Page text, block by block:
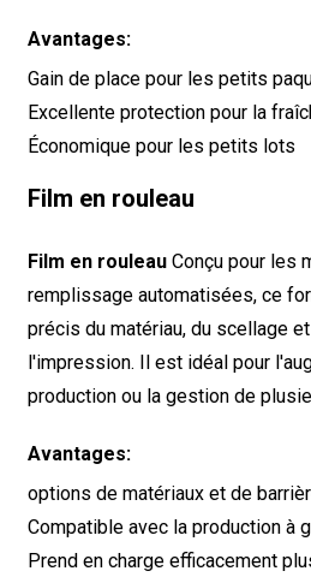
Avantages:
Gain de place pour les petits
Excellente protection pour la
Économique pour les petits lots
Film en rouleau
Film en rouleauConçu pour les
remplissage automatisées, ce
précis du matériau, du scellage
l'impression. Il est idéal pour
production ou la gestion de
Avantages:
options de matériaux et de
Compatible avec la production à
Prend en charge efficacement